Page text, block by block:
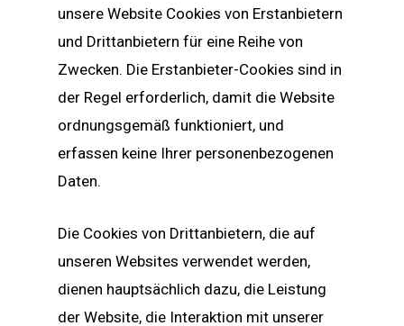
unsere Website Cookies von Erstanbietern
und Drittanbietern für eine Reihe von
Zwecken. Die Erstanbieter-Cookies sind in
der Regel erforderlich, damit die Website
ordnungsgemäß funktioniert, und
erfassen keine Ihrer personenbezogenen
Daten.
Die Cookies von Drittanbietern, die auf
unseren Websites verwendet werden,
dienen hauptsächlich dazu, die Leistung
der Website, die Interaktion mit unserer